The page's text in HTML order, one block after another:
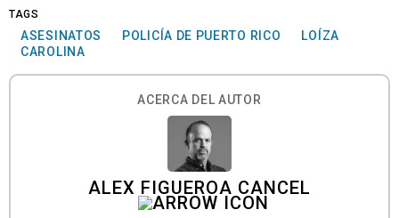
TAGS
ASESINATOS POLICÍA DE PUERTO RICO
LOÍZA
CAROLINA
ACERCA DEL AUTOR
ALEX FIGUEROA CANCEL